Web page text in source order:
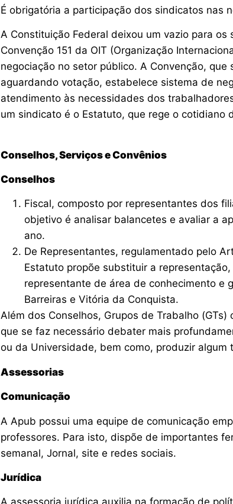
É obrigatória a participação dos sindicatos nas
A Constituição Federal deixou um vazio para
Convenção 151 da OIT (Organização
negociação no setor público. A Convenção, que
aguardando votação, estabelece sistema de
atendimento às necessidades dos
um sindicato é o Estatuto, que rege o cotidiano
Conselhos, Serviços e Convênios
Conselhos
Fiscal, composto por representantes dos
objetivo é analisar balancetes e avaliar a
ano.
De Representantes, regulamentado pelo
Estatuto propõe substituir a
representante de área de conhecimento e
Barreiras e Vitória da Conquista.
Além dos Conselhos, Grupos de Trabalho
que se faz necessário debater mais
ou da Universidade, bem como, produzir algum
Assessorias
Comunicação
A Apub possui uma equipe de comunicação
professores. Para isto, dispõe de importantes
semanal, Jornal, site e redes sociais.
Jurídica